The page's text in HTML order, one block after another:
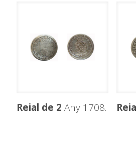
Reial de 2 Any 1708.